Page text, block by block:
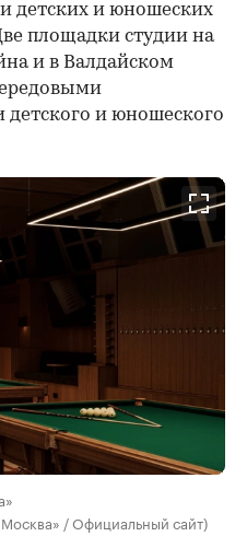
детских и юношеских
площадки студии на
и в Валдайском
и юношеского
/ Официальный сайт)